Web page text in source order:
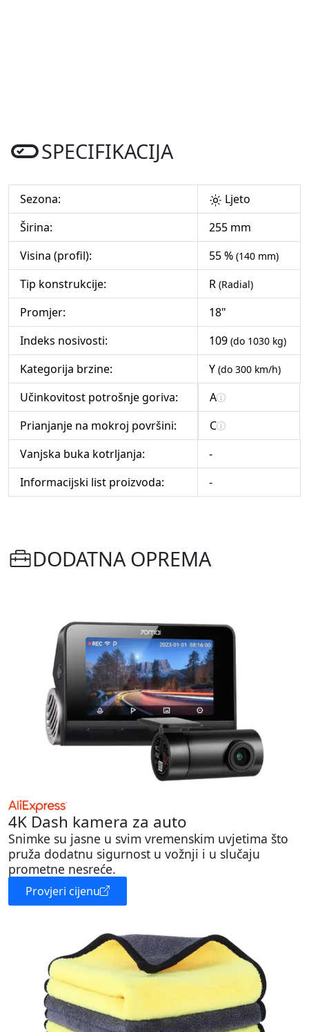
SPECIFIKACIJA
Sezona:
Ljeto
Širina:
255 mm
Visina (profil):
55 % (140 mm)
Tip konstrukcije: R (Radial)
Promjer:
18"
Indeks nosivosti:
109 (do 1030 kg)
Kategorija brzine: Y (do 300 km/h)
Učinkovitost potrošnje goriva:
A
Prianjanje na mokroj površini:
C
Vanjska buka kotrljanja:
-
Informacijski list proizvoda:
-
DODATNA OPREMA
4K Dash kamera za auto
Snimke su jasne u svim vremenskim uvjetima što
pruža dodatnu sigurnost u vožnji i u slučaju
prometne nesreće.
Provjeri cijenu